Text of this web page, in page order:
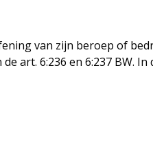
van zijn beroep of
art. 6:236 en 6:237 BW.